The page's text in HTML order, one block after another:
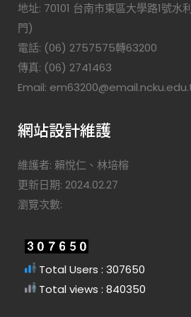
地址: 70101 台南市東區大學路1號水
門)
電話: (06) 2757575轉63200
傳真: (06) 2741463
Email:
網站設計維護
維護者: 賴悅仁、林培榕
更新日期: 2024.02.27
瀏覽次數:
Total Users : 307650
Total views : 840350